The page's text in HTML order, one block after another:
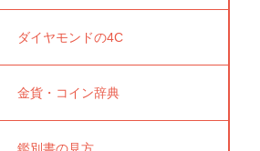
ダイヤモンドの4C
金貨・コイン辞典
鑑別書の見方